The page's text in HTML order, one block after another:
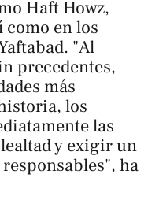
Haft Howz,
como en los
"Al
precedentes,
más
los
las
y exigir un
ha